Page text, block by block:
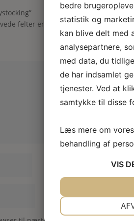
felter er markeret med*
bedre
statistik og
kan blive delt med
analysepartnere,
med data, du
de har indsamlet
tjenester. Ved at
samtykke til disse
Læs mere om
behandling af
VIS